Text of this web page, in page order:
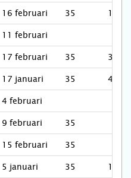
16 februari 35 1.500
11 februari
17 februari 35 3.000
17 januari 35 4.000
4 februari
9 februari 35
15 februari 35
5 januari 35 1.300